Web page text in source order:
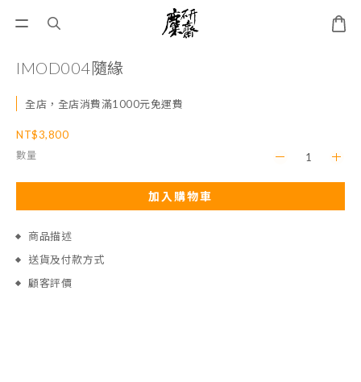
IMOD004隨緣
全店，全店消費滿1000元免運費
NT$3,800
數量
加入購物車
商品描述
送貨及付款方式
顧客評價